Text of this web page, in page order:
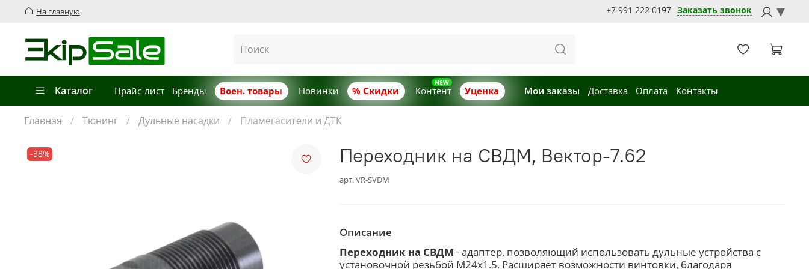
+7 991 222 0197 Заказать звонок
На главную
Каталог Прайс-лист Бренды Воен. товары Новинки % Скидки Контент Уценка Мои заказы Доставка Оплата Контакты
Главная Тюнинг Дульные насадки Пламегасители и ДТК
-38% Переходник на СВДМ, Вектор-7.62
арт.VR-SVDM
Описание
Переходник на СВДМ - адаптер, позволяющий использовать дульные устройства с
установочной резьбой М24х1.5. Расширяет возможности винтовки, благодаря